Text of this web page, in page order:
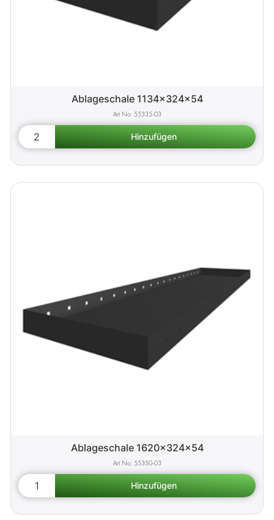
Ablageschale 1134x324x54
55335-03
Ablageschale 1620x324x54
55350-03